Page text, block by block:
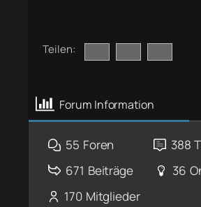
Teilen:
Forum Information
55 Foren 388
671 Beiträge 36
170 Mitglieder